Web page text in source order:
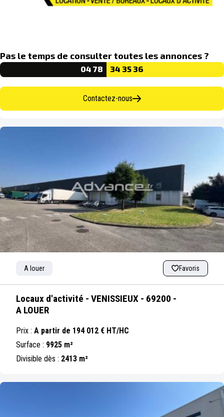
Pas le temps de consulter toutes les annonces ?
04 78 34 35 36
Contactez-nous
A louer Favoris
Locaux d'activité - VENISSIEUX - 69200 -
A LOUER
Prix : A partir de 194 012 € HT/HC
Surface : 9925 m²
Divisible dès : 2413 m²